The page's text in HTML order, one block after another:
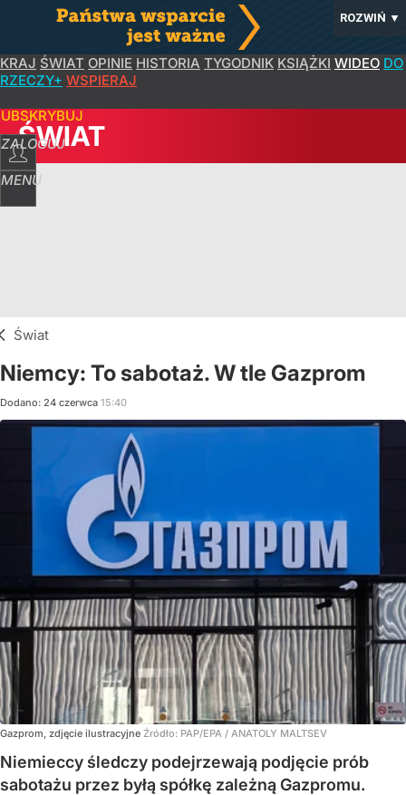
ROZWIŃ ▼
KRAJ ŚWIAT OPINIE HISTORIA TYGODNIK KSIĄŻKI WIDEO DO
RZECZY+ WSPIERAJ
ZALOGUJ
MENU
ŚWIAT
Świat
Niemcy: To sabotaż. W tle Gazprom
Dodano: 24 czerwca 15:40
Gazprom, zdjęcie ilustracyjne Źródło: PAP/EPA / ANATOLY MALTSEV
Niemieccy śledczy podejrzewają podjęcie prób
sabotażu przez byłą spółkę zależną Gazpromu.